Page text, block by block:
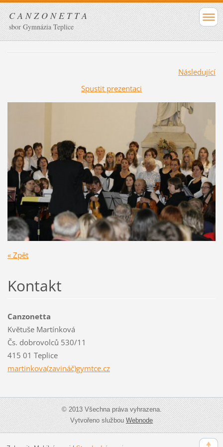
C A N Z O N E T T A
sbor Gymnázia Teplice
Následující
Spustit prezentaci
« Zpět
Kontakt
Canzonetta
Květuše Martínková
Čs. dobrovolců 530/11
415 01 Teplice
martinkova(zavináč)gymtce.cz
© 2013 Všechna práva vyhrazena.
Vytvořeno službouWebnode